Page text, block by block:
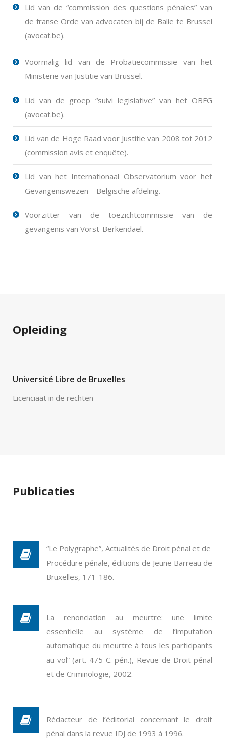
Lid van de “commission des questions pénales” van
de franse Orde van advocaten bij de Balie te Brussel
(avocat.be).
Voormalig lid van de Probatiecommissie van het
Ministerie van Justitie van Brussel.
Lid van de groep “suivi legislative” van het OBFG
(avocat.be).
Lid van de Hoge Raad voor Justitie van 2008 tot 2012
(commission avis et enquête).
Lid van het Internationaal Observatorium voor het
Gevangeniswezen – Belgische afdeling.
Voorzitter van de toezichtcommissie van de
gevangenis van Vorst-Berkendael.
Opleiding
Université Libre de Bruxelles
Licenciaat in de rechten
Publicaties
“Le Polygraphe”, Actualités de Droit pénal et de
Procédure pénale, éditions de Jeune Barreau de
Bruxelles, 171-186.
La renonciation au meurtre: une limite
essentielle au système de l’imputation
automatique du meurtre à tous les participants
au vol” (art. 475 C. pén.), Revue de Droit pénal
et de Criminologie, 2002.
Rédacteur de l’éditorial concernant le droit
pénal dans la revue IDJ de 1993 à 1996.